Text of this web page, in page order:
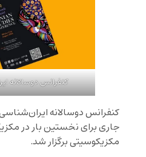
کنفرانس دوسالانه‌
جاری برای نخستین بار در
مکزیکوسیتی برگزار شد.